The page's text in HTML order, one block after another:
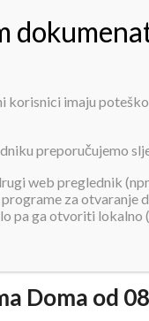
Doma od
imaju
preporučujemo
web preglednik
za otvaranje
pa ga otvoriti